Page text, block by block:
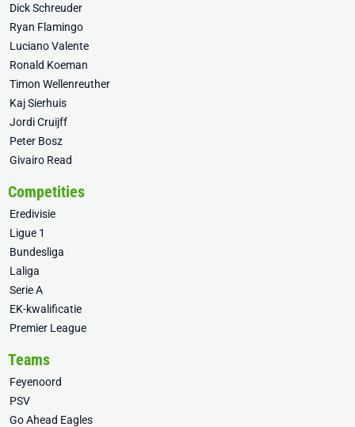
Dick Schreuder
Ryan Flamingo
Luciano Valente
Ronald Koeman
Timon Wellenreuther
Kaj Sierhuis
Jordi Cruijff
Peter Bosz
Givairo Read
Competities
Eredivisie
Ligue 1
Bundesliga
Laliga
Serie A
EK-kwalificatie
Premier League
Teams
Feyenoord
PSV
Go Ahead Eagles